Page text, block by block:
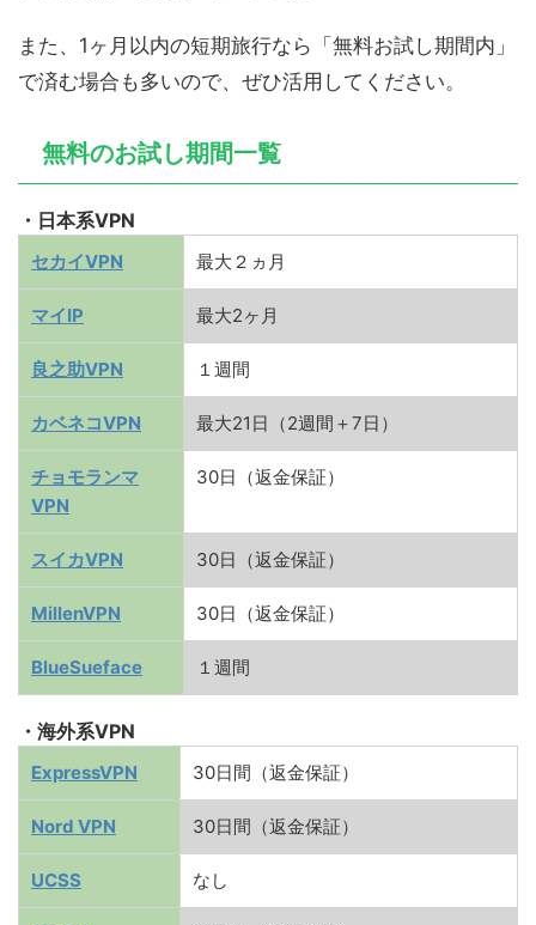
また、1ヶ月以内の短期旅行なら「無料お試し期間内」
で済む場合も多いので、ぜひ活用してください。
無料のお試し期間一覧
・日本系VPN
セカイVPN 最大２ヵ月
マイIP 最大2ヶ月
良之助VPN １週間
カベネコVPN 最大21日（2週間＋7日）
チョモランマ
VPN
30日（返金保証）
スイカVPN 30日（返金保証）
MillenVPN 30日（返金保証）
BlueSueface １週間
・海外系VPN
ExpressVPN 30日間（返金保証）
Nord VPN 30日間（返金保証）
UCSS なし